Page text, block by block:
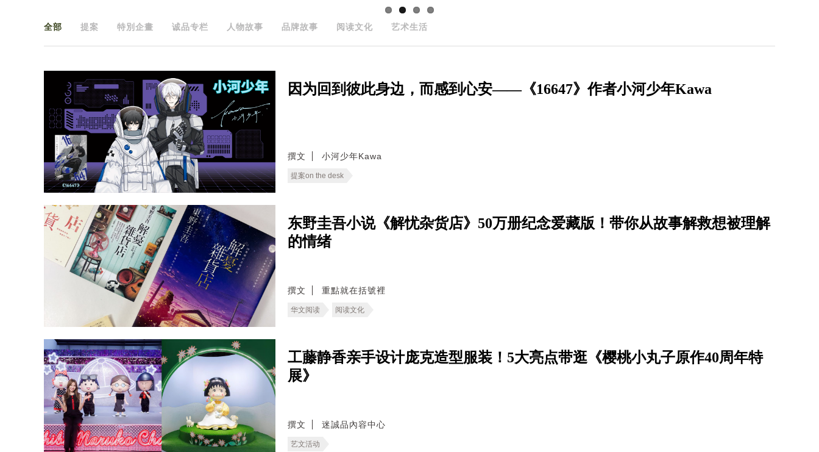
全部 提案 特別企畫 诚品专栏 人物故事 品牌故事 阅读文化 艺术生活
因为回到彼此身边，而感到心安——《16647》作者小河少年Kawa
撰文 小河少年Kawa
提案on the desk
东野圭吾小说《解忧杂货店》50万册纪念爱藏版！带你从故事解救想被理解
的情绪
撰文 重點就在括號裡
华文阅读 阅读文化
工藤静香亲手设计庞克造型服装！5大亮点带逛《樱桃小丸子原作40周年特
展》
撰文 迷誠品內容中心
艺文活动